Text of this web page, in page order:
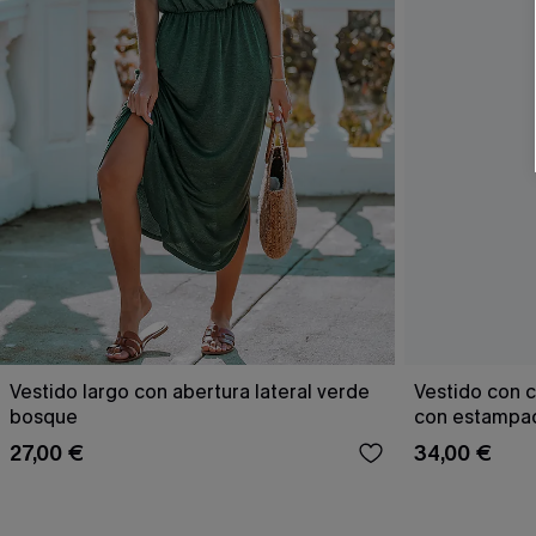
Vestido largo con abertura lateral verde
bosque
27,00 €
Vestido con
con
34,00 €